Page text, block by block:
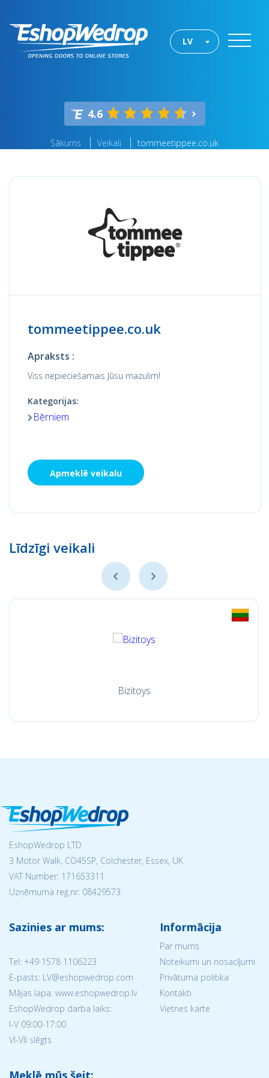
LV
4.6
Sākums Veikali tommeetippee.co.uk
tommeetippee.co.uk
Apraksts :
Viss nepieciešamais Jūsu mazulim!
Kategorijas:
Bērniem
Apmeklē veikalu
Līdzīgi veikali
Bizitoys
EshopWedrop LTD
3 Motor Walk, CO45SP, Colchester, Essex, UK
VAT Number: 171653311
Uzņēmuma reģ.nr: 08429573
Sazinies ar mums:
Tel: +49 1578 1106223
E-pasts: LV@eshopwedrop.com
Mājas lapa: www.eshopwedrop.lv
EshopWedrop darba laiks:
I-V 09:00-17:00
VI-VII slēgts
Informācija
Par mums
Noteikumi un nosacījumi
Privātuma politika
Kontakti
Vietnes karte
Meklē mūs šeit: